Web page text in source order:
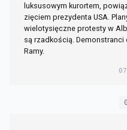
luksusowym kurortem,
zięciem prezydenta USA.
wielotysięczne protesty w
są rzadkością.
Ramy.